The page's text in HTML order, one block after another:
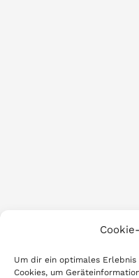
Um dir ein optimales Erlebnis
Cookies, um